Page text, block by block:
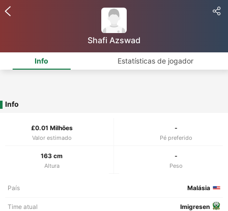
Shafi Azswad
Info Estatísticas de jogador
Info
£0.01 Milhões
Valor estimado
-
Pé preferido
163 cm
Altura
-
Peso
País Malásia
Time atual Imigresen